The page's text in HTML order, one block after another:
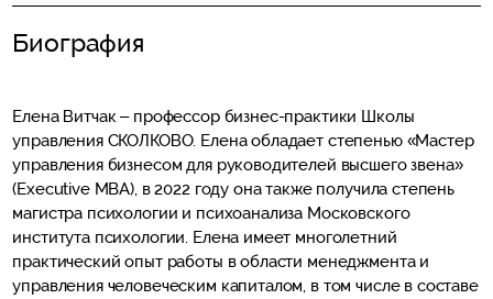
Биография
Елена Витчак – профессор бизнес-практики Школы
управления СКОЛКОВО. Елена обладает степенью «Мастер
управления бизнесом для руководителей высшего звена»
(Executive MBA), в 2022 году она также получила степень
магистра психологии и психоанализа Московского
института психологии. Елена имеет многолетний
практический опыт работы в области менеджмента и
управления человеческим капиталом, в том числе в составе